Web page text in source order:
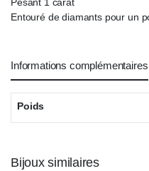
Entouré de diamants pour un
Informations complémentaires
Poids
Bijoux similaires